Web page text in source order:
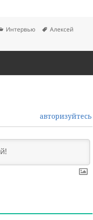
Рубрики
Интервью Метки
Алексей
авторизуйтесь